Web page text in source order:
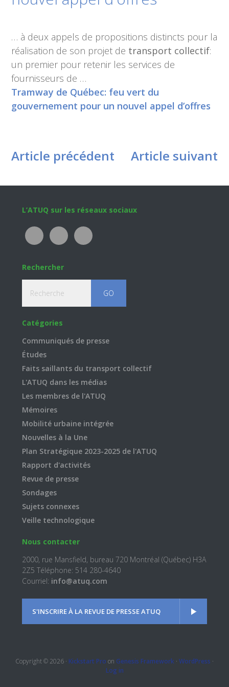
… à deux appels de propositions distincts pour la
réalisation de son projet de transport collectif:
un premier pour retenir les services de
fournisseurs de …
Tramway de Québec: feu vert du
gouvernement pour un nouvel appel d’offres
Article précédent Article suivant
Footer
L’ATUQ sur les réseaux sociaux
Rechercher
Catégories
Communiqués de presse
Études
Faits saillants du transport collectif
L'ATUQ dans les médias
Les membres de l'ATUQ
Mémoires
Mobilité urbaine intégrée
Nouvelles à la Une
Plan Stratégique 2023-2025 de l'ATUQ
Rapport d'activités
Revue de presse
Sondages
Sujets connexes
Veille technologique
Nous contacter
2000, rue Mansfield, bureau 720 Montréal (Québec) H3A
2Z5 Téléphone: 514 280-4640
Courriel: info@atuq.com
S'INSCRIRE À LA REVUE DE PRESSE ATUQ
Copyright © 2026 · Kickstart Pro on Genesis Framework · WordPress ·
Log in